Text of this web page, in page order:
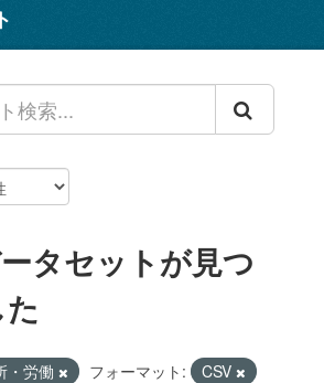
タセットが見つ
・労働 フォーマット:
CSV